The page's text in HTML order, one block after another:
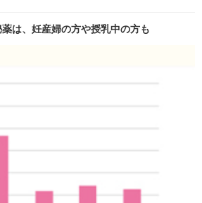
は、妊産婦の方や授乳中の方も